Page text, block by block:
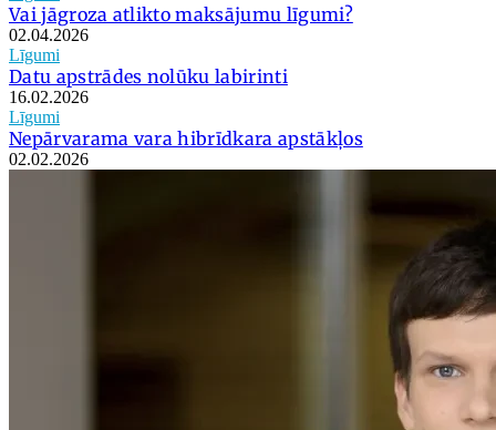
Vai jāgroza atlikto maksājumu līgumi?
02.04.2026
Līgumi
Datu apstrādes nolūku labirinti
16.02.2026
Līgumi
Nepārvarama vara hibrīdkara apstākļos
02.02.2026